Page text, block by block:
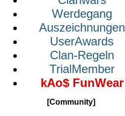
Werdegang
Auszeichnungen
UserAwards
Clan-Regeln
TrialMember
kAo$ FunWear
[Community]